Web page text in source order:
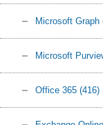
Microsoft Graph
Microsoft
Office 365 (416)